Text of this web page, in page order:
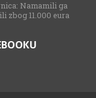
Namamili ga
zbog 11.000 eura